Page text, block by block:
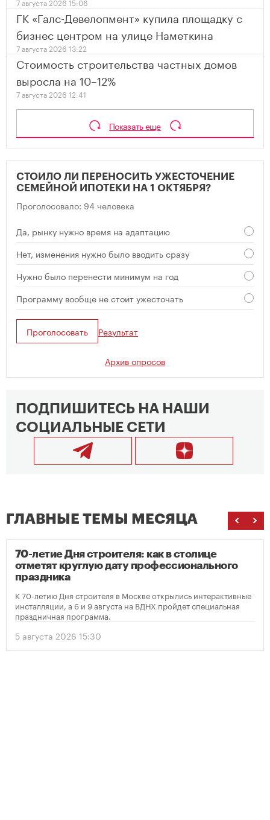
ГК «Галс-Девелопмент» купила площадку с
бизнес центром на улице Наметкина
7 августа 2026 13:22
Стоимость строительства частных домов
выросла на 10–12%
7 августа 2026 12:41
Показать еще
СТОИЛО ЛИ ПЕРЕНОСИТЬ УЖЕСТОЧЕНИЕ
СЕМЕЙНОЙ ИПОТЕКИ НА 1 ОКТЯБРЯ?
Проголосовало: 94 человека
Да, рынку нужно время на адаптацию
Нет, изменения нужно было вводить сразу
Нужно было перенести минимум на год
Программу вообще не стоит ужесточать
Проголосовать Результат
Архив опросов
ПОДПИШИТЕСЬ НА НАШИ
СОЦИАЛЬНЫЕ СЕТИ
ГЛАВНЫЕ ТЕМЫ МЕСЯЦА
70-летие Дня строителя: как в столице
отметят круглую дату профессионального
праздника
К 70-летию Дня строителя в Москве открылись интерактивные
инсталляции, а 6 и 9 августа на ВДНХ пройдет специальная
праздничная программа.
5 августа 2026 15:30